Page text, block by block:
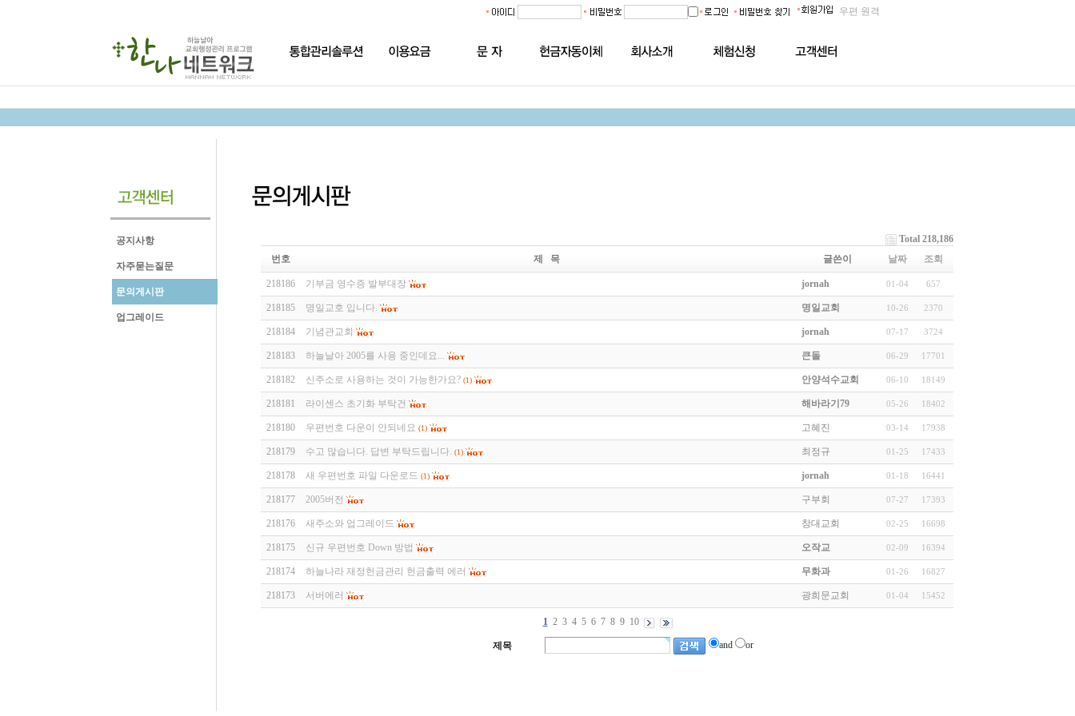
우편 원격
공지사항
자주묻는질문
문의게시판
업그레이드
Total 218,186
번호
제 목 글쓴이 날짜 조회
218186 기부금 영수증 발부대장 jornah 01-04 657
218185 명일교호 입니다. 명일교회 10-26 2370
218184 기념관교회 jornah 07-17 3724
218183 하늘날아 2005를 사용 중인데요... 큰돌 06-29 17701
218182 신주소로 사용하는 것이 가능한가요? (1) 안양석수교회 06-10 18149
218181 라이센스 초기화 부탁건 해바라기79 05-26 18402
218180 우편번호 다운이 안되네요 (1) 고혜진 03-14 17938
218179 수고 많습니다. 답변 부탁드립니다. (1) 최정규 01-25 17433
218178 새 우편번호 파일 다운로드 (1) jornah 01-18 16441
218177 2005버전 구부회 07-27 17393
218176 새주소와 업그레이드 창대교회 02-25 16698
218175 신규 우편번호 Down 방법 오작교 02-09 16394
218174 하늘나라 재정헌금관리 헌금출력 에러 무화과 01-26 16827
218173 서버에러 광희문교회 01-04 15452
1 2 3 4 5 6 7 8 9 10
제목 and or